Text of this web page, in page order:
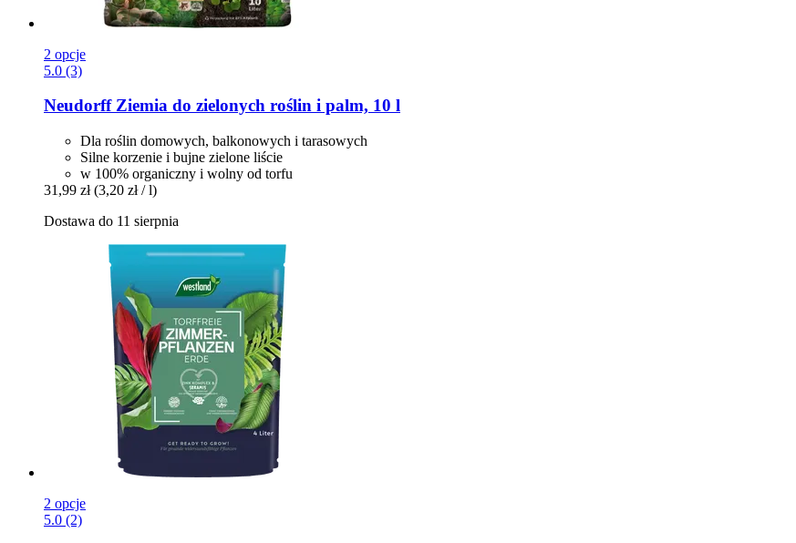
2 opcje
5.0 (3)
NeudorffZiemia do zielonych roślin i palm, 10 l
Dla roślin domowych, balkonowych i tarasowych
Silne korzenie i bujne zielone liście
w 100% organiczny i wolny od torfu
31,99 zł (3,20 zł / l)
Dostawa do 11 sierpnia
2 opcje
5.0 (2)